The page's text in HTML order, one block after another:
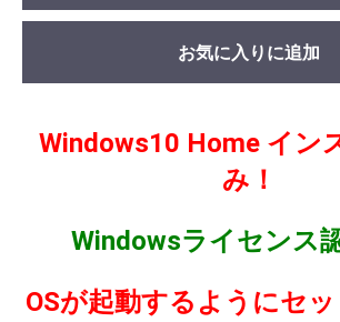
お気に入りに追加
Windows10 Home イン
み！
Windowsライセンス
OSが起動するようにセ